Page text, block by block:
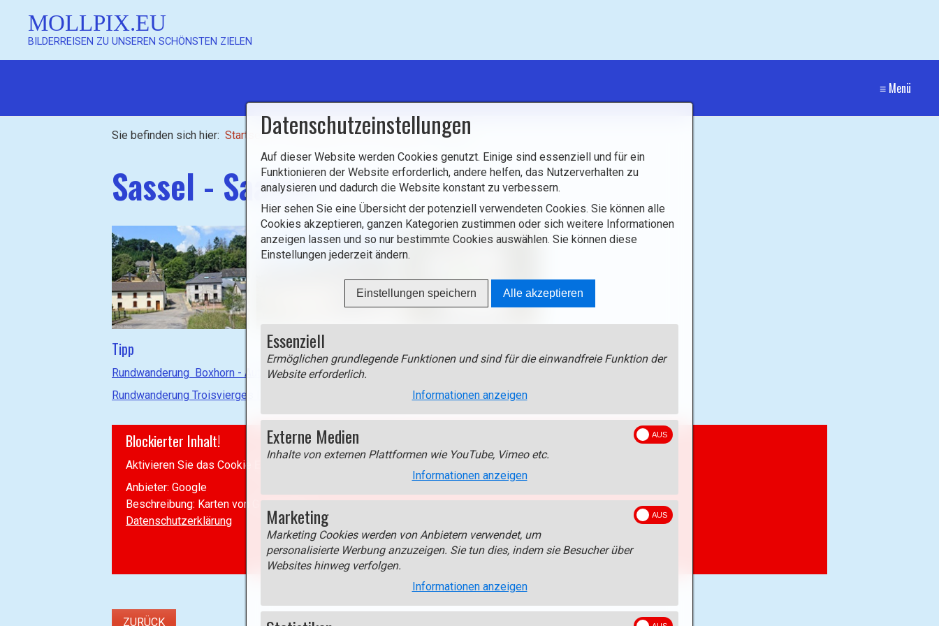
MOLLPIX.EU
BILDERREISEN ZU UNSEREN SCHÖNSTEN ZIELEN
≡ Menü
Mollpix
Sie befinden sich hier: Startseite / Luxemburg / Orte / Ardennen / Sassel
Sassel - Saassel
Tipp
Rundwanderung Boxhorn - Autopédestre Boxhorn
Rundwanderung Troisvierges I - Autopédestre Troisvierges I
Blockierter Inhalt!
Aktivieren Sie das Cookie
Anbieter: Google
Beschreibung: Karten von Google Maps.
Datenschutzerklärung
Cookie aktivieren
ZURÜCK
Datenschutzeinstellungen
Auf dieser Website werden Cookies genutzt. Einige sind essenziell und für ein
Funktionieren der Website erforderlich, andere helfen, das Nutzerverhalten zu
analysieren und dadurch die Website konstant zu verbessern.
Hier sehen Sie eine Übersicht der potenziell verwendeten Cookies. Sie können alle
Cookies akzeptieren, ganzen Kategorien zustimmen oder sich weitere Informationen
anzeigen lassen und so nur bestimmte Cookies auswählen. Sie können diese
Einstellungen jederzeit ändern.
Einstellungen speichern Alle akzeptieren
Essenziell
Ermöglichen grundlegende Funktionen und sind für die einwandfreie Funktion der
Website erforderlich.
Informationen anzeigen
Externe Medien
Inhalte von externen Plattformen wie YouTube, Vimeo etc.
Informationen anzeigen
Marketing
Marketing Cookies werden von Anbietern verwendet, um
personalisierte Werbung anzuzeigen. Sie tun dies, indem sie Besucher über
Websites hinweg verfolgen.
Informationen anzeigen